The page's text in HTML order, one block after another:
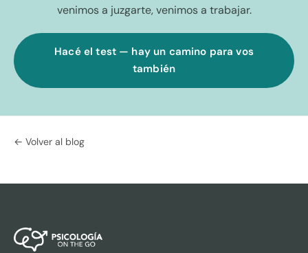
venimos a juzgarte, venimos a trabajar.
Hacé el test — hay un camino para vos
también
← Volver al blog